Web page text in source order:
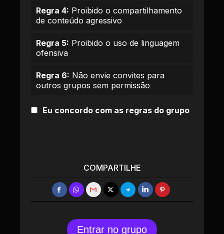
Regra 4: Proibido o compartilhamento
de conteúdo agressivo
Regra 5: Proibido o uso de linguagem
ofensiva
Regra 6: Não envie convites para
outros grupos sem permissão
Eu concordo com as regras do grupo
COMPARTILHE
Entrar no grupo